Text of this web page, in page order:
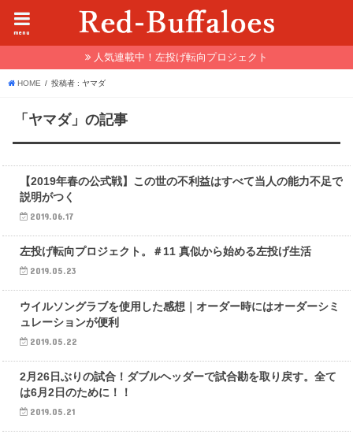
menu
人気連載中！左投げ転向プロジェクト
HOME 投稿者 : ヤマダ
「ヤマダ」の記事
その他
【2019年春の公式戦】この世の不利益はすべて当人の能力不足で
説明がつく
2019.06.17
左投げ転向プロジェクト
左投げ転向プロジェクト。＃11 真似から始める左投げ生活
2019.05.23
野球トレンド
ウイルソングラブを使用した感想｜オーダー時にはオーダーシミ
ュレーションが便利
2019.05.22
試合情報
2月26日ぶりの試合！ダブルヘッダーで試合勘を取り戻す。全て
は6月2日のために！！
2019.05.21